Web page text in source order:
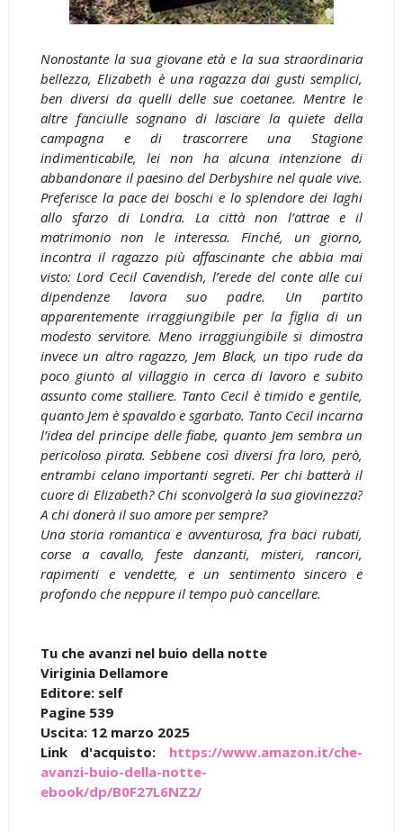
Nonostante la sua giovane età e la sua straordinaria
bellezza, Elizabeth è una ragazza dai gusti semplici,
ben diversi da quelli delle sue coetanee. Mentre le
altre fanciulle sognano di lasciare la quiete della
campagna e di trascorrere una Stagione
indimenticabile, lei non ha alcuna intenzione di
abbandonare il paesino del Derbyshire nel quale vive.
Preferisce la pace dei boschi e lo splendore dei laghi
allo sfarzo di Londra. La città non l’attrae e il
matrimonio non le interessa. Finché, un giorno,
incontra il ragazzo più affascinante che abbia mai
visto: Lord Cecil Cavendish, l’erede del conte alle cui
dipendenze lavora suo padre. Un partito
apparentemente irraggiungibile per la figlia di un
modesto servitore. Meno irraggiungibile si dimostra
invece un altro ragazzo, Jem Black, un tipo rude da
poco giunto al villaggio in cerca di lavoro e subito
assunto come stalliere. Tanto Cecil è timido e gentile,
quanto Jem è spavaldo e sgarbato. Tanto Cecil incarna
l’idea del principe delle fiabe, quanto Jem sembra un
pericoloso pirata. Sebbene così diversi fra loro, però,
entrambi celano importanti segreti. Per chi batterà il
cuore di Elizabeth? Chi sconvolgerà la sua giovinezza?
A chi donerà il suo amore per sempre?
Una storia romantica e avventurosa, fra baci rubati,
corse a cavallo, feste danzanti, misteri, rancori,
rapimenti e vendette, e un sentimento sincero e
profondo che neppure il tempo può cancellare.
Tu che avanzi nel buio della notte
Viriginia Dellamore
Editore: self
Pagine 539
Uscita: 12 marzo 2025
Link d'acquisto: https://www.amazon.it/che-
avanzi-buio-della-notte-
ebook/dp/B0F27L6NZ2/